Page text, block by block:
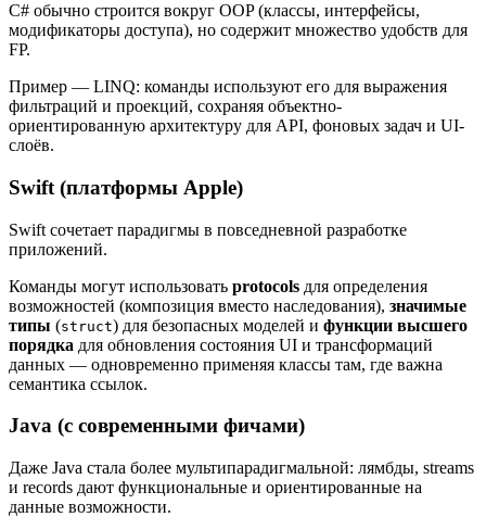
C# обычно строится вокруг OOP (классы, интерфейсы,
модификаторы доступа), но содержит множество удобств для
FP.
Пример — LINQ: команды используют его для выражения
фильтраций и проекций, сохраняя объектно-
ориентированную архитектуру для API, фоновых задач и UI-
слоёв.
Swift (платформы Apple)
Swift сочетает парадигмы в повседневной разработке
приложений.
Команды могут использовать protocols для определения
возможностей (композиция вместо наследования), значимые
типы (struct) для безопасных моделей и функции высшего
порядка для обновления состояния UI и трансформаций
данных — одновременно применяя классы там, где важна
семантика ссылок.
Java (с современными фичами)
Даже Java стала более мультипарадигмальной: лямбды, streams
и records дают функциональные и ориентированные на
данные возможности.